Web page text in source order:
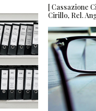
[ Cassazione
Cirillo, Rel.